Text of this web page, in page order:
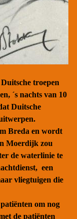
troepen
´s nachts van 10
Duitsche
Breda en wordt
Moerdijk zou
de waterlinie te
een
vliegtuigen die
om nog
de patiënten